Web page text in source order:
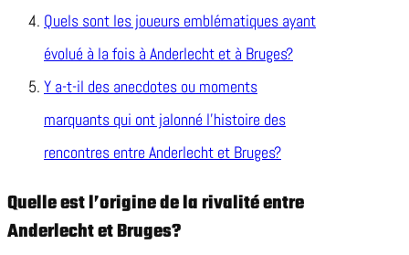
Quels sont les joueurs emblématiques ayant
évolué à la fois à Anderlecht et à Bruges?
Y a-t-il des anecdotes ou moments
marquants qui ont jalonné l’histoire des
rencontres entre Anderlecht et Bruges?
Quelle est l’origine de la rivalité entre
Anderlecht et Bruges?